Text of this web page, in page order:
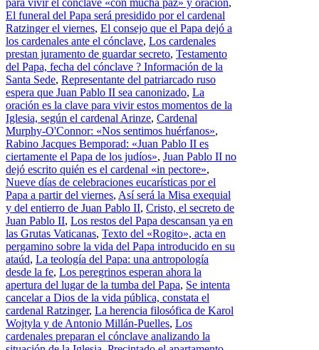
para vivir el cónclave «con mucha paz» y oración,
El funeral del Papa será presidido por el cardenal
Ratzinger el viernes, El consejo que el Papa dejó a
los cardenales ante el cónclave, Los cardenales
prestan juramento de guardar secreto, Testamento
del Papa, fecha del cónclave ? Información de la
Santa Sede, Representante del patriarcado ruso
espera que Juan Pablo II sea canonizado, La
oración es la clave para vivir estos momentos de la
Iglesia, según el cardenal Arinze, Cardenal
Murphy-O'Connor: «Nos sentimos huérfanos»,
Rabino Jacques Bemporad: «Juan Pablo II es
ciertamente el Papa de los judíos», Juan Pablo II no
dejó escrito quién es el cardenal «in pectore»,
Nueve días de celebraciones eucarísticas por el
Papa a partir del viernes, Así será la Misa exequial
y del entierro de Juan Pablo II, Cristo, el secreto de
Juan Pablo II, Los restos del Papa descansan ya en
las Grutas Vaticanas, Texto del «Rogito», acta en
pergamino sobre la vida del Papa introducido en su
ataúd, La teología del Papa: una antropología
desde la fe, Los peregrinos esperan ahora la
apertura del lugar de la tumba del Papa, Se intenta
cancelar a Dios de la vida pública, constata el
cardenal Ratzinger, La herencia filosófica de Karol
Wojtyla y de Antonio Millán-Puelles, Los
cardenales preparan el cónclave analizando la